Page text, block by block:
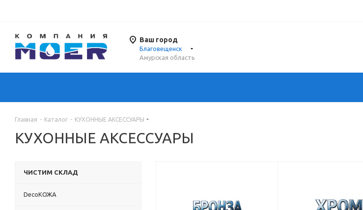
Ваш город
Благовещенск
Амурская область
Главная - Каталог - КУХОННЫЕ АКСЕССУАРЫ
КУХОННЫЕ АКСЕССУАРЫ
ЧИСТИМ СКЛАД
DecoКОЖА